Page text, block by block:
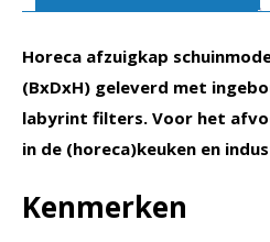
Horeca afzuigkap
(BxDxH) geleverd met
labyrint filters. Voor het
in de (horeca)keuken en
Kenmerken